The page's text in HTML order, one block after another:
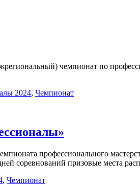
чемпионат по
2024, Чемпионат
профессионального
соревнований призовые места
, Чемпионат